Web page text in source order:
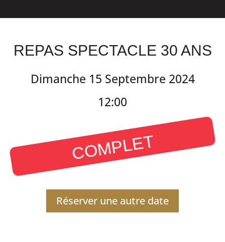
REPAS SPECTACLE 30 ANS
Dimanche 15 Septembre 2024
12:00
COMPLET
Réserver une autre date